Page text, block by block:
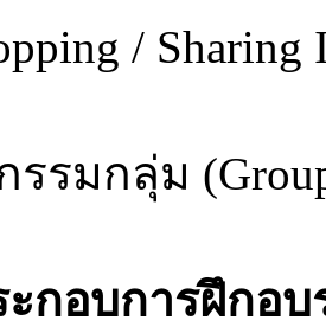
/ Sharing
มกลุ่ม (Group
ะกอบการฝึกอบ